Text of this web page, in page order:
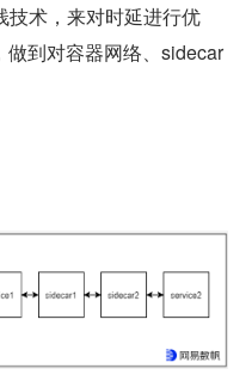
技术，来对时延进行优
到对容器网络、sidecar